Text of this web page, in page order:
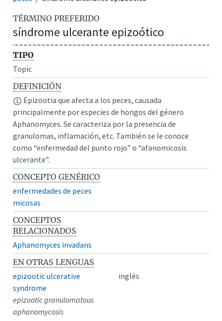
TÉRMINO PREFERIDO
síndrome ulcerante epizoótico
TIPO
Topic
DEFINICIÓN
Epizootia que afecta a los peces, causada
principalmente por especies de hongos del género
Aphanomyces. Se caracteriza por la presencia de
granulomas, inflamación, etc. También se le conoce
como “enfermedad del punto rojo” o “afanomicosis
ulcerante”.
CONCEPTO GENÉRICO
enfermedades de peces
micosas
CONCEPTOS
RELACIONADOS
Aphanomyces invadans
EN OTRAS LENGUAS
epizootic ulcerative
syndrome
inglés
epizootic granulomatous
aphanomycosis